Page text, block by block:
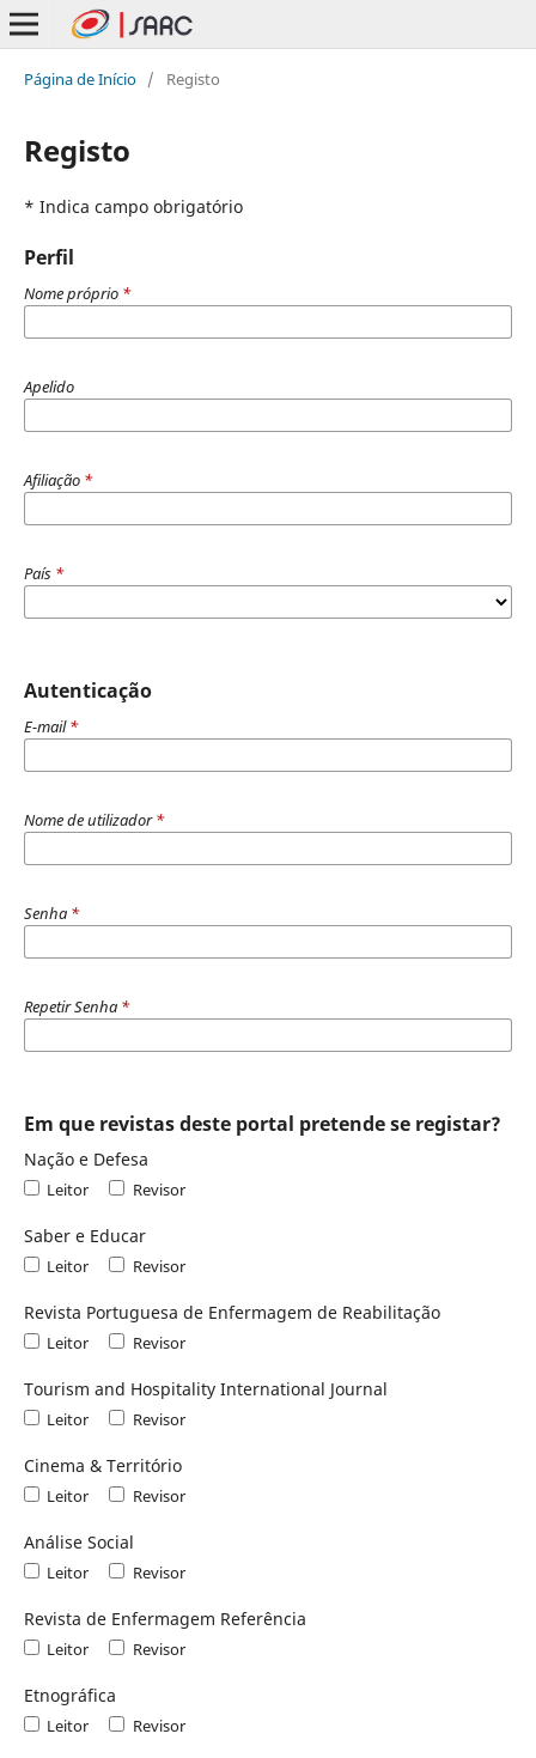
Página de Início / Registo
Registo
* Indica campo obrigatório
Perfil
Nome próprio *
Apelido
Afiliação *
País *
Autenticação
E-mail*
Nome de utilizador*
Senha *
Repetir Senha *
Em que revistas deste portal pretende se registar?
Nação e Defesa
Leitor Revisor
Saber e Educar
Leitor Revisor
Revista Portuguesa de Enfermagem de Reabilitação
Leitor Revisor
Tourism and Hospitality International Journal
Leitor Revisor
Cinema & Território
Leitor Revisor
Análise Social
Leitor Revisor
Revista de Enfermagem Referência
Leitor Revisor
Etnográfica
Leitor Revisor